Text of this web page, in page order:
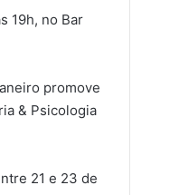
19h, no Bar
promove
& Psicologia
21 e 23 de